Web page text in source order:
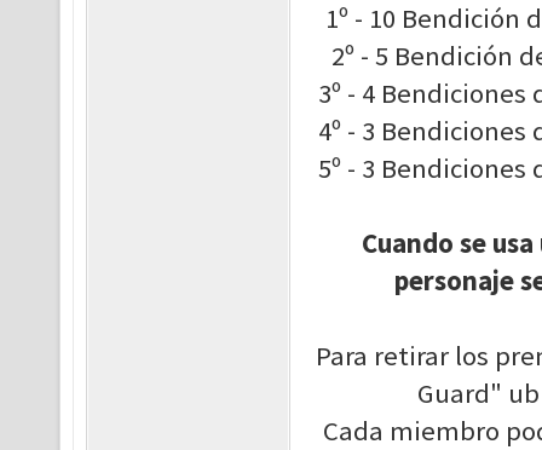
1º - 10 Bendición
2º - 5 Bendición
3º - 4 Bendiciones
4º - 3 Bendiciones
5º - 3 Bendiciones
Cuando se
personaje
Para retirar los
Guard"
Cada miembro